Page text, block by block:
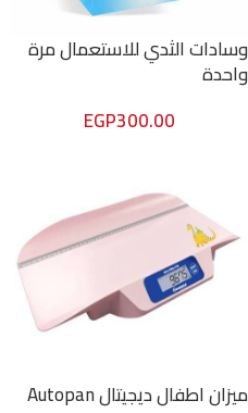
وسادات الثدي للاستعمال مرة
واحدة
EGP300.00
ميزان اطفال ديجيتال Autopan